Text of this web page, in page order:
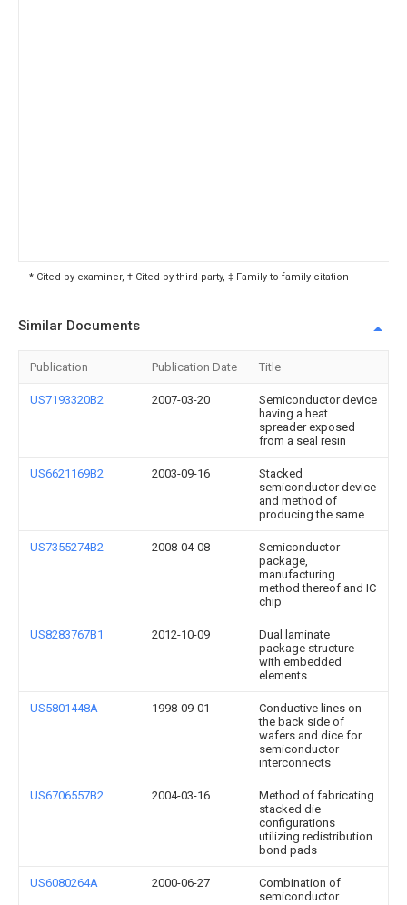
* Cited by examiner, † Cited by third party, ‡ Family to family citation
Similar Documents
Publication Publication Date Title
US7193320B2 2007-03-20
Semiconductor device
having a heat
spreader exposed
from a seal resin
US6621169B2 2003-09-16
Stacked
semiconductor device
and method of
producing the same
US7355274B2 2008-04-08
Semiconductor
package,
manufacturing
method thereof and IC
chip
US8283767B1 2012-10-09
Dual laminate
package structure
with embedded
elements
US5801448A 1998-09-01
Conductive lines on
the back side of
wafers and dice for
semiconductor
interconnects
US6706557B2 2004-03-16
Method of fabricating
stacked die
configurations
utilizing redistribution
bond pads
US6080264A 2000-06-27
Combination of
semiconductor